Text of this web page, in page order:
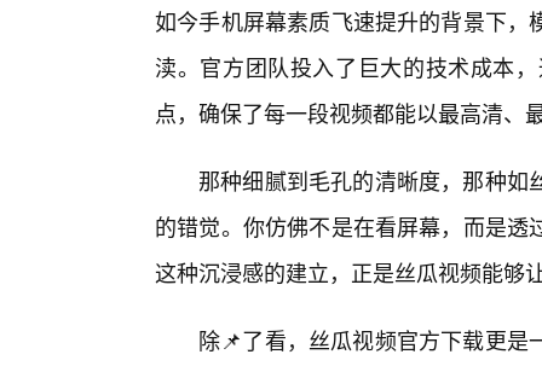
如今手机屏幕素质飞速提升的背景下
渎。官方团队投入了巨大的技术成本
点，确保了每一段视频都能以最高清、
那种细腻到毛孔的清晰度，那种
的错觉。你仿佛不是在看屏幕，而是
这种沉浸感的建立，正是丝瓜视频能够
除📌了看，丝瓜视频官方下载更